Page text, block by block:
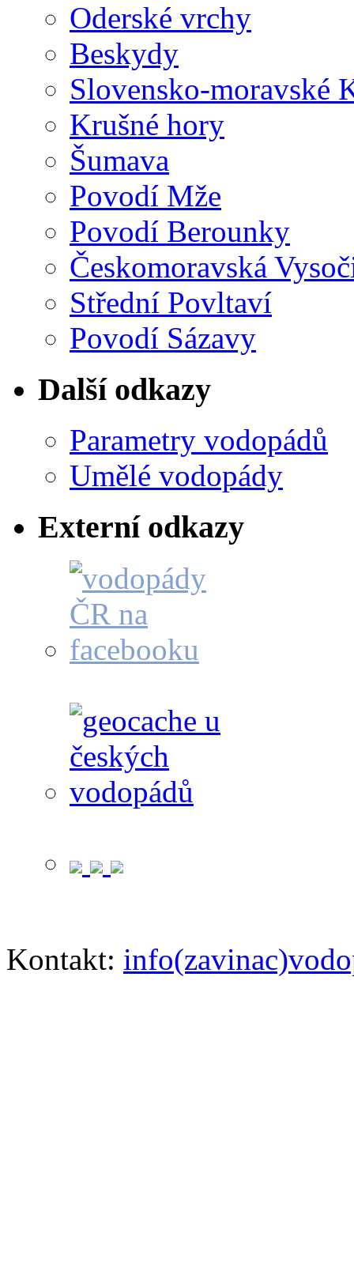
Oderské vrchy
Beskydy
Slovensko-moravské
Krušné hory
Šumava
Povodí Mže
Povodí Berounky
Českomoravská
Střední Povltaví
Povodí Sázavy
Další odkazy
Parametry vodopádů
Umělé vodopády
Externí odkazy
Kontakt: